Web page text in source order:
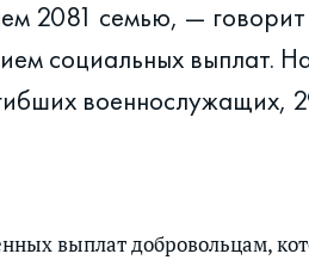
2081 семью, —
социальных выплат.
военнослужащих,
выплат добровольцам,